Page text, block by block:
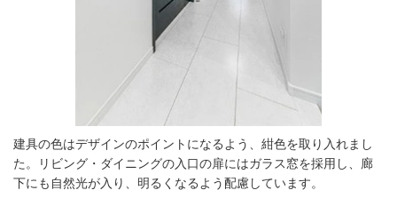
建具の色はデザインのポイントになるよう、紺色を取り入れまし
た。リビング・ダイニングの入口の扉にはガラス窓を採用し、廊
下にも自然光が入り、明るくなるよう配慮しています。